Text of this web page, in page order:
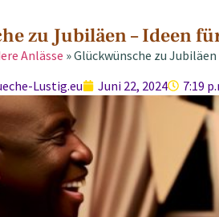
zu Jubiläen – Ideen
Anlässe »Glückwünsche zu
Lustig.eu
Juni 22, 2024 7:19